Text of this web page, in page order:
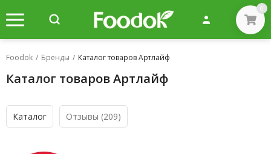
0
Foodok / Бренды / Каталог товаров Артлайф
Каталог товаров Артлайф
Каталог Отзывы (209)